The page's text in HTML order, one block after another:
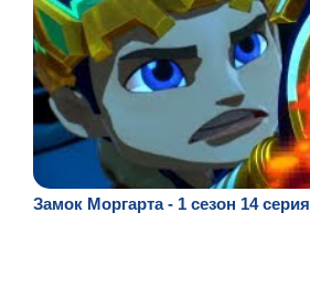
Замок Моргарта - 1 сезон 14 серия